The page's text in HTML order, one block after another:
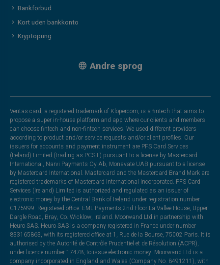
Bankforbud
Kort uden bankkonto
Kryptopung
Andre sprog
Veritas card, a registered trademark of Klopercom, is a fintech that aims to
propose a super in-house platform and app where our clients and members
can choose fintech and non-fintech services. We used different providers
according to product and/or service requests and/or client profiles. Our
issuers for accounts and payment instrument are PFS Card Services
(Ireland) Limited (trading as PCSIL) pursuant to a license by Mastercard
International, Narvi Payments Oy Ab, Monavate UAB pursuant to a license
by Mastercard International. Mastercard and the Mastercard Brand Mark are
registered trademarks of Mastercard International Incorporated. PFS Card
Services (Ireland) Limited is authorized and regulated as an issuer of
electronic money by the Central Bank of Ireland under registration number
C175999. Registered office: EML Payments,2nd Floor La Vallee House, Upper
Dargle Road, Bray, Co. Wicklow, Ireland. Moorwand Ltd in partnership with
Heuro SAS. Heuro SAS is a company registered in France under number
833165863, with its registered office at 1, Rue de la Bourse, 75002 Paris. It is
authorised by the Autorité de Contrôle Prudentiel et de Résolution (ACPR),
under licence number 17478, to issue electronic money. Moorwand Ltd is a
company incorporated in England and Wales (Company No. 8491211), with